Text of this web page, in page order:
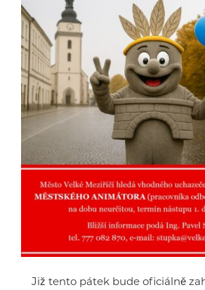
Již tento pátek bude oficiálně